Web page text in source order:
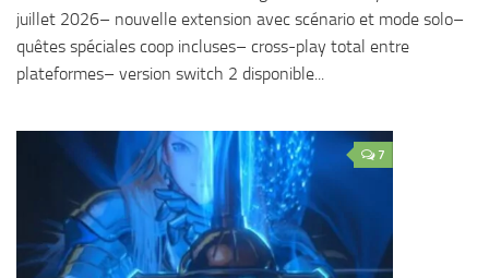
juillet 2026– nouvelle extension avec scénario et mode solo–
quêtes spéciales coop incluses– cross-play total entre
plateformes– version switch 2 disponible...
7